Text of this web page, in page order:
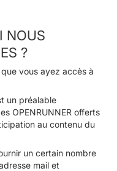
NOUS
?
vous ayez accès à
un préalable
OPENRUNNER offerts
au contenu du
un certain nombre
mail et